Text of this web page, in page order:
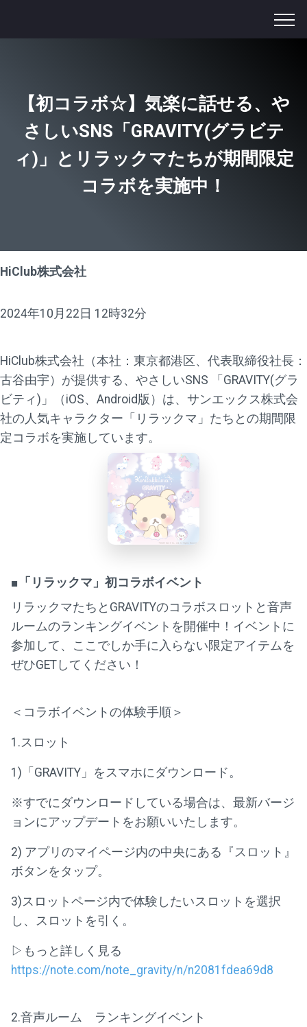
【初コラボ☆】気楽に話せる、や
さしいSNS「GRAVITY(グラビテ
ィ)」とリラックマたちが期間限定
コラボを実施中！
HiClub株式会社
2024年10月22日 12時32分
HiClub株式会社（本社：東京都港区、代表取締役社長：
古谷由宇）が提供する、やさしいSNS 「GRAVITY(グラ
ビティ)」（iOS、Android版）は、サンエックス株式会
社の人気キャラクター「リラックマ」たちとの期間限
定コラボを実施しています。
■「リラックマ」初コラボイベント
リラックマたちとGRAVITYのコラボスロットと音声
ルームのランキングイベントを開催中！イベントに
参加して、ここでしか手に入らない限定アイテムを
ぜひGETしてください！
＜コラボイベントの体験手順＞
1.スロット
1)「GRAVITY」をスマホにダウンロード。
※すでにダウンロードしている場合は、最新バージ
ョンにアップデートをお願いいたします。
2) アプリのマイページ内の中央にある『スロット』
ボタンをタップ。
3)スロットページ内で体験したいスロットを選択
し、スロットを引く。
▷もっと詳しく見る
https://note.com/note_gravity/n/n2081fdea69d8
2.音声ルーム ランキングイベント